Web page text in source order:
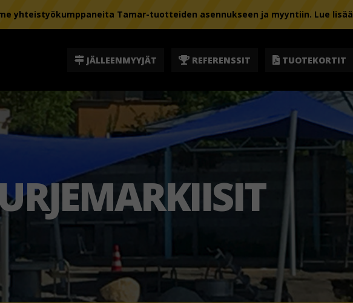
yhteistyökumppaneita Tamar-tuotteiden asennukseen ja myyntiin. Lue lisää
JÄLLEENMYYJÄT REFERENSSIT TUOTEKORTIT